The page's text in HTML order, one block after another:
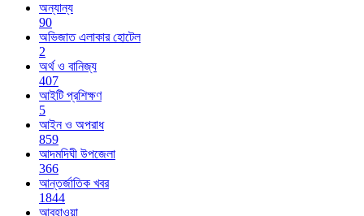
অন্যান্য
90
অভিজাত এলাকার হোটেল
2
অর্থ ও বানিজ্য
407
আইটি প্রশিক্ষণ
5
আইন ও অপরাধ
859
আদমদিঘী উপজেলা
366
আন্তর্জাতিক খবর
1844
আবহাওয়া